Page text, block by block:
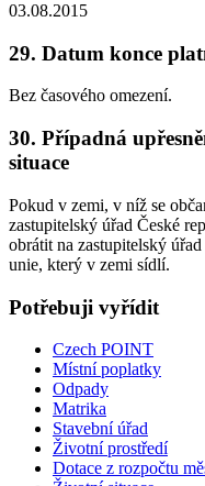
03.08.2015
29. Datum konce
Bez časového omezení.
30. Případná
situace
Pokud v zemi, v níž se
zastupitelský úřad České
obrátit na zastupitelský
unie, který v zemi sídlí.
Potřebuji vyřídit
Czech POINT
Místní poplatky
Odpady
Matrika
Stavební úřad
Životní prostředí
Dotace z rozpočtu